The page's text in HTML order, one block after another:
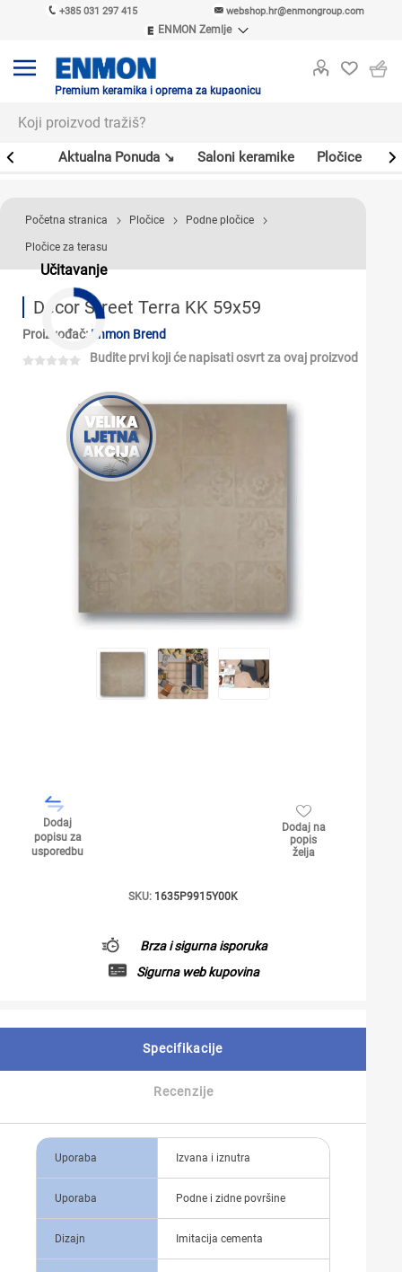
+385 031 297 415 webshop.hr@enmongroup.com
ENMON Zemlje
ENMON MKD
Premium keramika i oprema za kupaonicu
Aktualna Ponuda ↘ Saloni keramike Pločice
Učitavanje
Početna stranica Pločice Podne pločice
Pločice za terasu
Decor Street Terra KK 59x59
Proizvođač: Enmon Brend
Budite prvi koji će napisati osvrt za ovaj proizvod
Dodaj
popisu za
usporedbu
Dodaj na
popis
želja
SKU: 1635P9915Y00K
Brza i sigurna isporuka
Sigurna web kupovina
Specifikacije
Recenzije
Uporaba Izvana i iznutra
Uporaba Podne i zidne površine
Dizajn Imitacija cementa